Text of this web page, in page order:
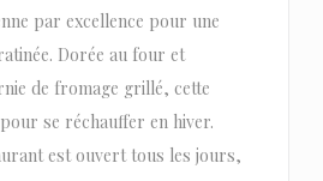
par excellence pour une
Dorée au four et
de fromage grillé, cette
se réchauffer en hiver.
est ouvert tous les jours,